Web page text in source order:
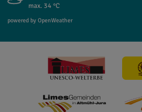
max. 34 °C
powered by OpenWeather